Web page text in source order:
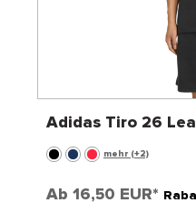
Adidas Tiro 26
mehr (+2)
Ab 16,50 EUR*